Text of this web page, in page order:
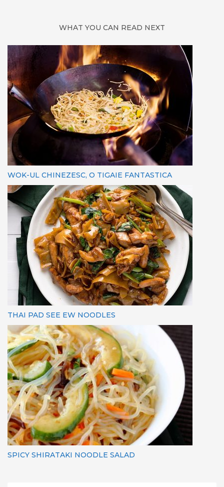
WHAT YOU CAN READ NEXT
WOK-UL CHINEZESC, O TIGAIE FANTASTICA
THAI PAD SEE EW NOODLES
SPICY SHIRATAKI NOODLE SALAD